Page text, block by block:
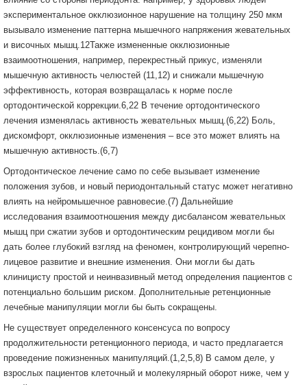
экспериментальное окклюзионное нарушение на толщину 250 мкм
вызывало изменение паттерна мышечного напряжения жевательных
и височных мышц.12Также измененные окклюзионные
взаимоотношения, например, перекрестный прикус, изменяли
мышечную активность челюстей (11,12) и снижали мышечную
эффективность, которая возвращалась к норме после
ортодонтической коррекции.6,22 В течение ортодонтического
лечения изменялась активность жевательных мышц.(6,22) Боль,
дискомфорт, окклюзионные изменения – все это может влиять на
мышечную активность.(6,7)
Ортодонтическое лечение само по себе вызывает изменение
положения зубов, и новый периодонтальный статус может негативно
влиять на нейромышечное равновесие.(7) Дальнейшие
исследования взаимоотношения между дисбалансом жевательных
мышц при сжатии зубов и ортодонтическим рецидивом могли бы
дать более глубокий взгляд на феномен, контролирующий черепно-
лицевое развитие и внешние изменения. Они могли бы дать
клиницисту простой и неинвазивный метод определения пациентов с
потенциально большим риском. Дополнительные ретенционные
лечебные манипуляции могли бы быть сокращены.
Не существует определенного консенсуса по вопросу
продолжительности ретенционного периода, и часто предлагается
проведение пожизненных манипуляций.(1,2,5,8) В самом деле, у
взрослых пациентов клеточный и молекулярный оборот ниже, чем у